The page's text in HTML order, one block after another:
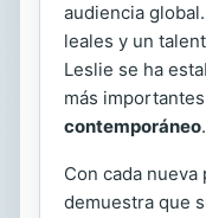
audiencia
leales y un
Leslie se ha
más
contemporáneo.
Con cada
demuestra que